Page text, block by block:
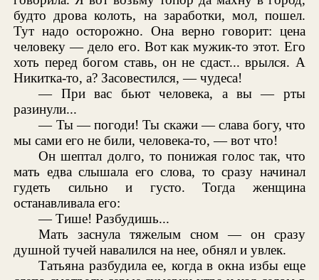
будто дрова колоть, на заработки, мол, пошел.
Тут надо осторожно. Она верно говорит: цена
человеку — дело его. Вот как мужик-то этот. Его
хоть перед богом ставь, он не сдаст... врылся. А
Никитка-то, а? Засовестился, — чудеса!
— При вас бьют человека, а вы — рты
разинули...
— Ты — погоди! Ты скажи — слава богу, что
мы сами его не били, человека-то, — вот что!
Он шептал долго, то понижая голос так, что
мать едва слышала его слова, то сразу начинал
гудеть сильно и густо. Тогда женщина
останавливала его:
— Тише! Разбудишь...
Мать заснула тяжелым сном — он сразу
душной тучей навалился на нее, обнял и увлек.
Татьяна разбудила ее, когда в окна избы еще